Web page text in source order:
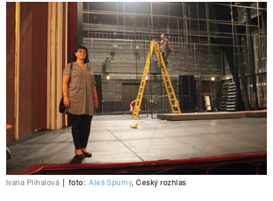
Ivana Plíhalová foto: Aleš Spurný,Český rozhlas